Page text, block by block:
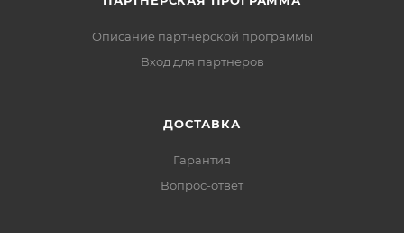
Описание партнерской программы
Вход для партнеров
ДОСТАВКА
Гарантия
Вопрос-ответ